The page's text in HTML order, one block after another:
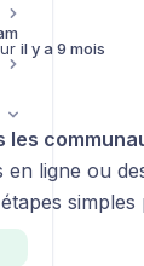
il y a 9 mois
les
en ligne ou